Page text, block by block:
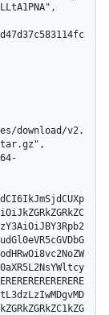
download/v2.